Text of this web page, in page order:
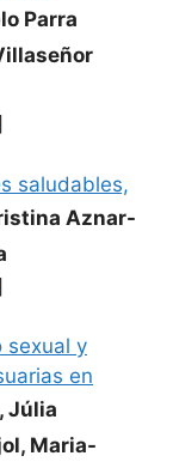
Parra
saludables,
Aznar-
sexual y
en
Júlia
Maria-